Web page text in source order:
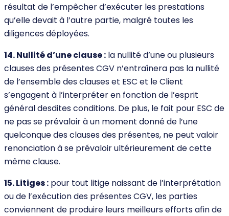
résultat de l’empêcher d’exécuter les prestations
qu’elle devait à l’autre partie, malgré toutes les
diligences déployées.
14. Nullité d’une clause : la nullité d’une ou plusieurs
clauses des présentes CGV n’entraînera pas la nullité
de l’ensemble des clauses et ESC et le Client
s’engagent à l’interpréter en fonction de l’esprit
général desdites conditions. De plus, le fait pour ESC de
ne pas se prévaloir à un moment donné de l’une
quelconque des clauses des présentes, ne peut valoir
renonciation à se prévaloir ultérieurement de cette
même clause.
15. Litiges : pour tout litige naissant de l’interprétation
ou de l’exécution des présentes CGV, les parties
conviennent de produire leurs meilleurs efforts afin de